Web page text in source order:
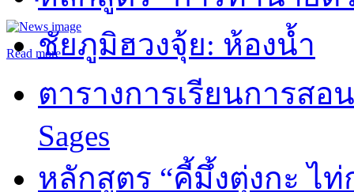
Read moreชัยภูมิฮวงจุ้ย: ห้องน้ำ
ตารางการเรียนการส
Sages
หลักสูตร “คี้มึ้งตุ่งกะ ไ